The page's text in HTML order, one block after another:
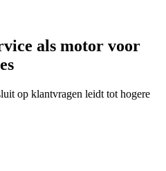
als motor voor
op klantvragen leidt tot hogere